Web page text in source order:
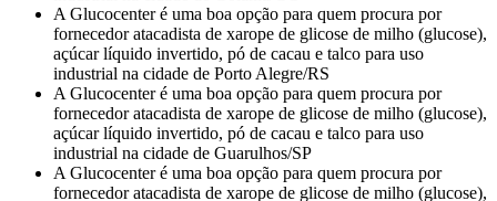
A Glucocenter é uma boa opção para quem procura por
fornecedor atacadista de xarope de glicose de milho (glucose),
açúcar líquido invertido, pó de cacau e talco para uso
industrial na cidade de Porto Alegre/RS
A Glucocenter é uma boa opção para quem procura por
fornecedor atacadista de xarope de glicose de milho (glucose),
açúcar líquido invertido, pó de cacau e talco para uso
industrial na cidade de Guarulhos/SP
A Glucocenter é uma boa opção para quem procura por
fornecedor atacadista de xarope de glicose de milho (glucose),